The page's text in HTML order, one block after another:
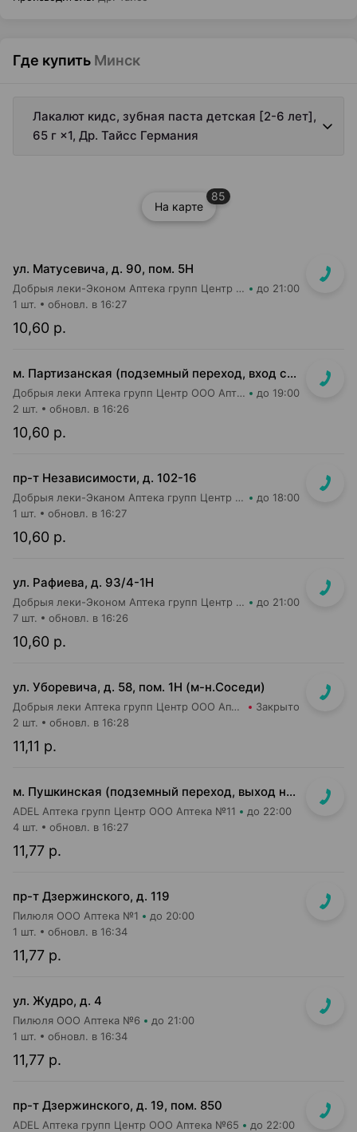
Где купить Минск
Лакалют кидс, зубная паста детская [2-6 лет],
65 г ×1, Др. Тайсс Германия
На карте
85
ул. Матусевича, д. 90, пом. 5Н
Добрыя леки-Эконом Аптека групп Центр ООО Аптека №17 до 21:00
10,60 р.
1 шт. обновл. в 16:27
м. Партизанская (подземный переход, вход со стороны гостиницы "Турист")
Добрыя леки Аптека групп Центр ООО Аптека №5 до 19:00
10,60 р.
2 шт. обновл. в 16:26
пр-т Независимости, д. 102-16
Добрыя леки-Эканом Аптека групп Центр ООО Аптека №19 до 18:00
10,60 р.
1 шт. обновл. в 16:27
ул. Рафиева, д. 93/4-1Н
Добрыя леки-Эконом Аптека групп Центр ООО Аптека №1 до 21:00
10,60 р.
7 шт. обновл. в 16:26
ул. Уборевича, д. 58, пом. 1Н (м-н.Соседи)
Добрыя леки Аптека групп Центр ООО Аптека №48 Закрыто
11,11 р.
2 шт. обновл. в 16:28
м. Пушкинская (подземный переход, выход на гостиницу "Орбита")
ADEL Аптека групп Центр ООО Аптека №11 до 22:00
11,77 р.
4 шт. обновл. в 16:27
пр-т Дзержинского, д. 119
Пилюля ООО Аптека №1 до 20:00
11,77 р.
1 шт. обновл. в 16:34
ул. Жудро, д. 4
Пилюля ООО Аптека №6 до 21:00
11,77 р.
1 шт. обновл. в 16:34
пр-т Дзержинского, д. 19, пом. 850
ADEL Аптека групп Центр ООО Аптека №65 до 22:00